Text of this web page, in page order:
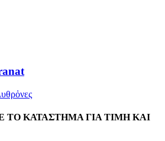
ΤΟ ΚΑΤΑΣΤΗΜΑ ΓΙΑ ΤΙΜΗ ΚΑΙ